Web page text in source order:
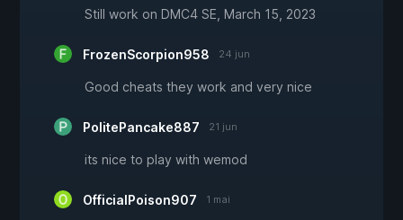
Still work on DMC4 SE, March 15, 2023
FrozenScorpion958 24 jun
Good cheats they work and very nice
PolitePancake887 21 jun
its nice to play with wemod
OfficialPoison907 1 mai